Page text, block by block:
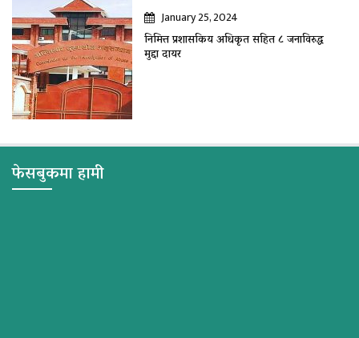
January 25, 2024
निमित्त प्रशासकिय अधिकृत सहित ८ जनाविरुद्ध
मुद्दा दायर
फेसबुकमा हामी